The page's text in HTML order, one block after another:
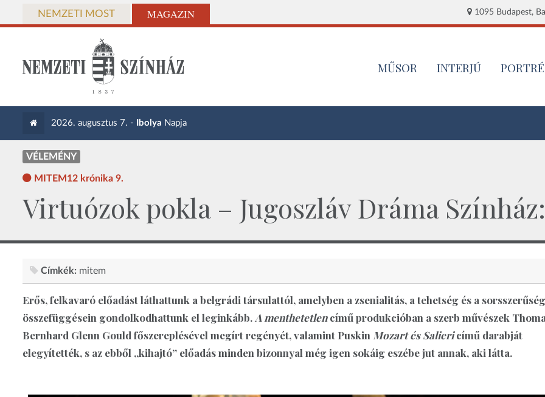
NEMZETI MOST MAGAZIN 1095 Budapest,
MŰSOR INTERJÚ PORTRÉ
2026. augusztus 7. - Ibolya Napja
VÉLEMÉNY
MITEM12 krónika 9.
Virtuózok pokla – Jugoszláv Dráma
Címkék: mitem
Erős, felkavaró előadást láthattunk a belgrádi társulattól, amelyben a zsenialitás, a tehetség és a sorsszerűség
összefüggésein gondolkodhattunk el leginkább. A menthetetlencímű produkcióban a szerb művészek
Bernhard Glenn Gould főszereplésével megírt regényét, valamint Puskin Mozart és Saliericímű darabját
elegyítették, s az ebből „kihajtó” előadás minden bizonnyal még igen sokáig eszébe jut annak, aki látta.